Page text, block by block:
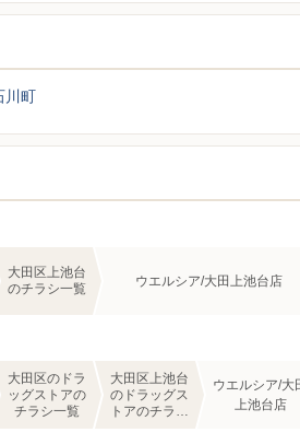
川町
大田区上池台
のチラシ一覧
ウエルシア/大田上池台店
大田区のドラ
ッグストアの
チラシ一覧
大田区上池台
のドラッグス
トアのチラシ
ウエルシア/大
上池台店